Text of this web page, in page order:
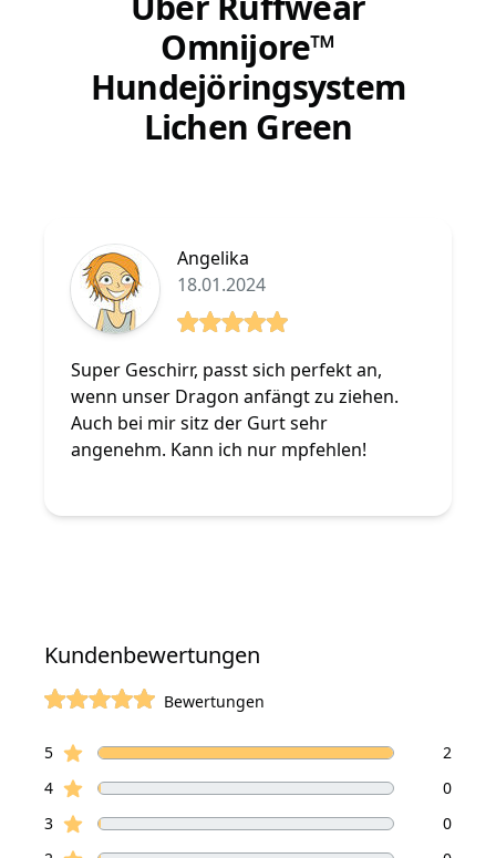
Omnijore™
Hundejöringsystem
Lichen Green
Angelika
18.01.2024
Super Geschirr, passt sich perfekt an,
wenn unser Dragon anfängt zu ziehen.
Auch bei mir sitz der Gurt sehr
angenehm. Kann ich nur mpfehlen!
Kundenbewertungen
Bewertungen
Bewertungen
5Sterne Bewertungen
2
4Sterne Bewertungen
0
3Sterne Bewertungen
0